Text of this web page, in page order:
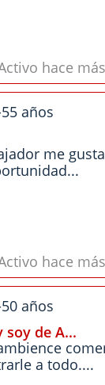
hace
años
me
hace
años
soy de A...
a todo....